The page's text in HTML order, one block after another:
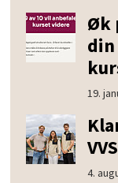
Øk
19.
4.